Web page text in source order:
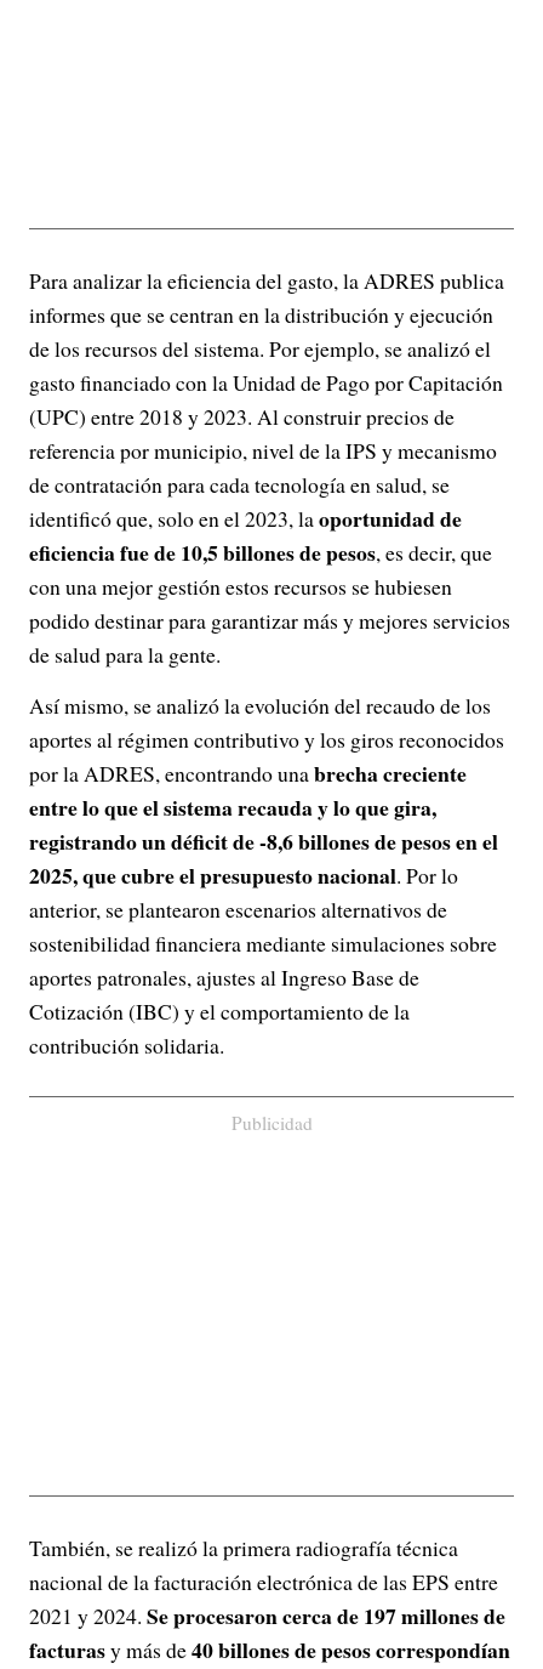
Para analizar la eficiencia del gasto, la ADRES publica
informes que se centran en la distribución y ejecución
de los recursos del sistema. Por ejemplo, se analizó el
gasto financiado con la Unidad de Pago por Capitación
(UPC) entre 2018 y 2023. Al construir precios de
referencia por municipio, nivel de la IPS y mecanismo
de contratación para cada tecnología en salud, se
identificó que, solo en el 2023, laoportunidad de
eficiencia fue de 10,5 billones de pesos, es decir, que
con una mejor gestión estos recursos se hubiesen
podido destinar para garantizar más y mejores servicios
de salud para la gente.
Así mismo, se analizó la evolución del recaudo de los
aportes al régimen contributivo y los giros reconocidos
por la ADRES, encontrando unabrecha creciente
entre lo que el sistema recauda y lo que gira,
registrando un déficit de -8,6 billones de pesos en el
2025, que cubre el presupuesto nacional. Por lo
anterior, se plantearon escenarios alternativos de
sostenibilidad financiera mediante simulaciones sobre
aportes patronales, ajustes al Ingreso Base de
Cotización (IBC) y el comportamiento de la
contribución solidaria.
Publicidad
También, se realizó la primera radiografía técnica
nacional de la facturación electrónica de las EPS entre
2021 y 2024. Se procesaron cerca de 197 millones de
facturasy más de40 billones de pesos correspondían